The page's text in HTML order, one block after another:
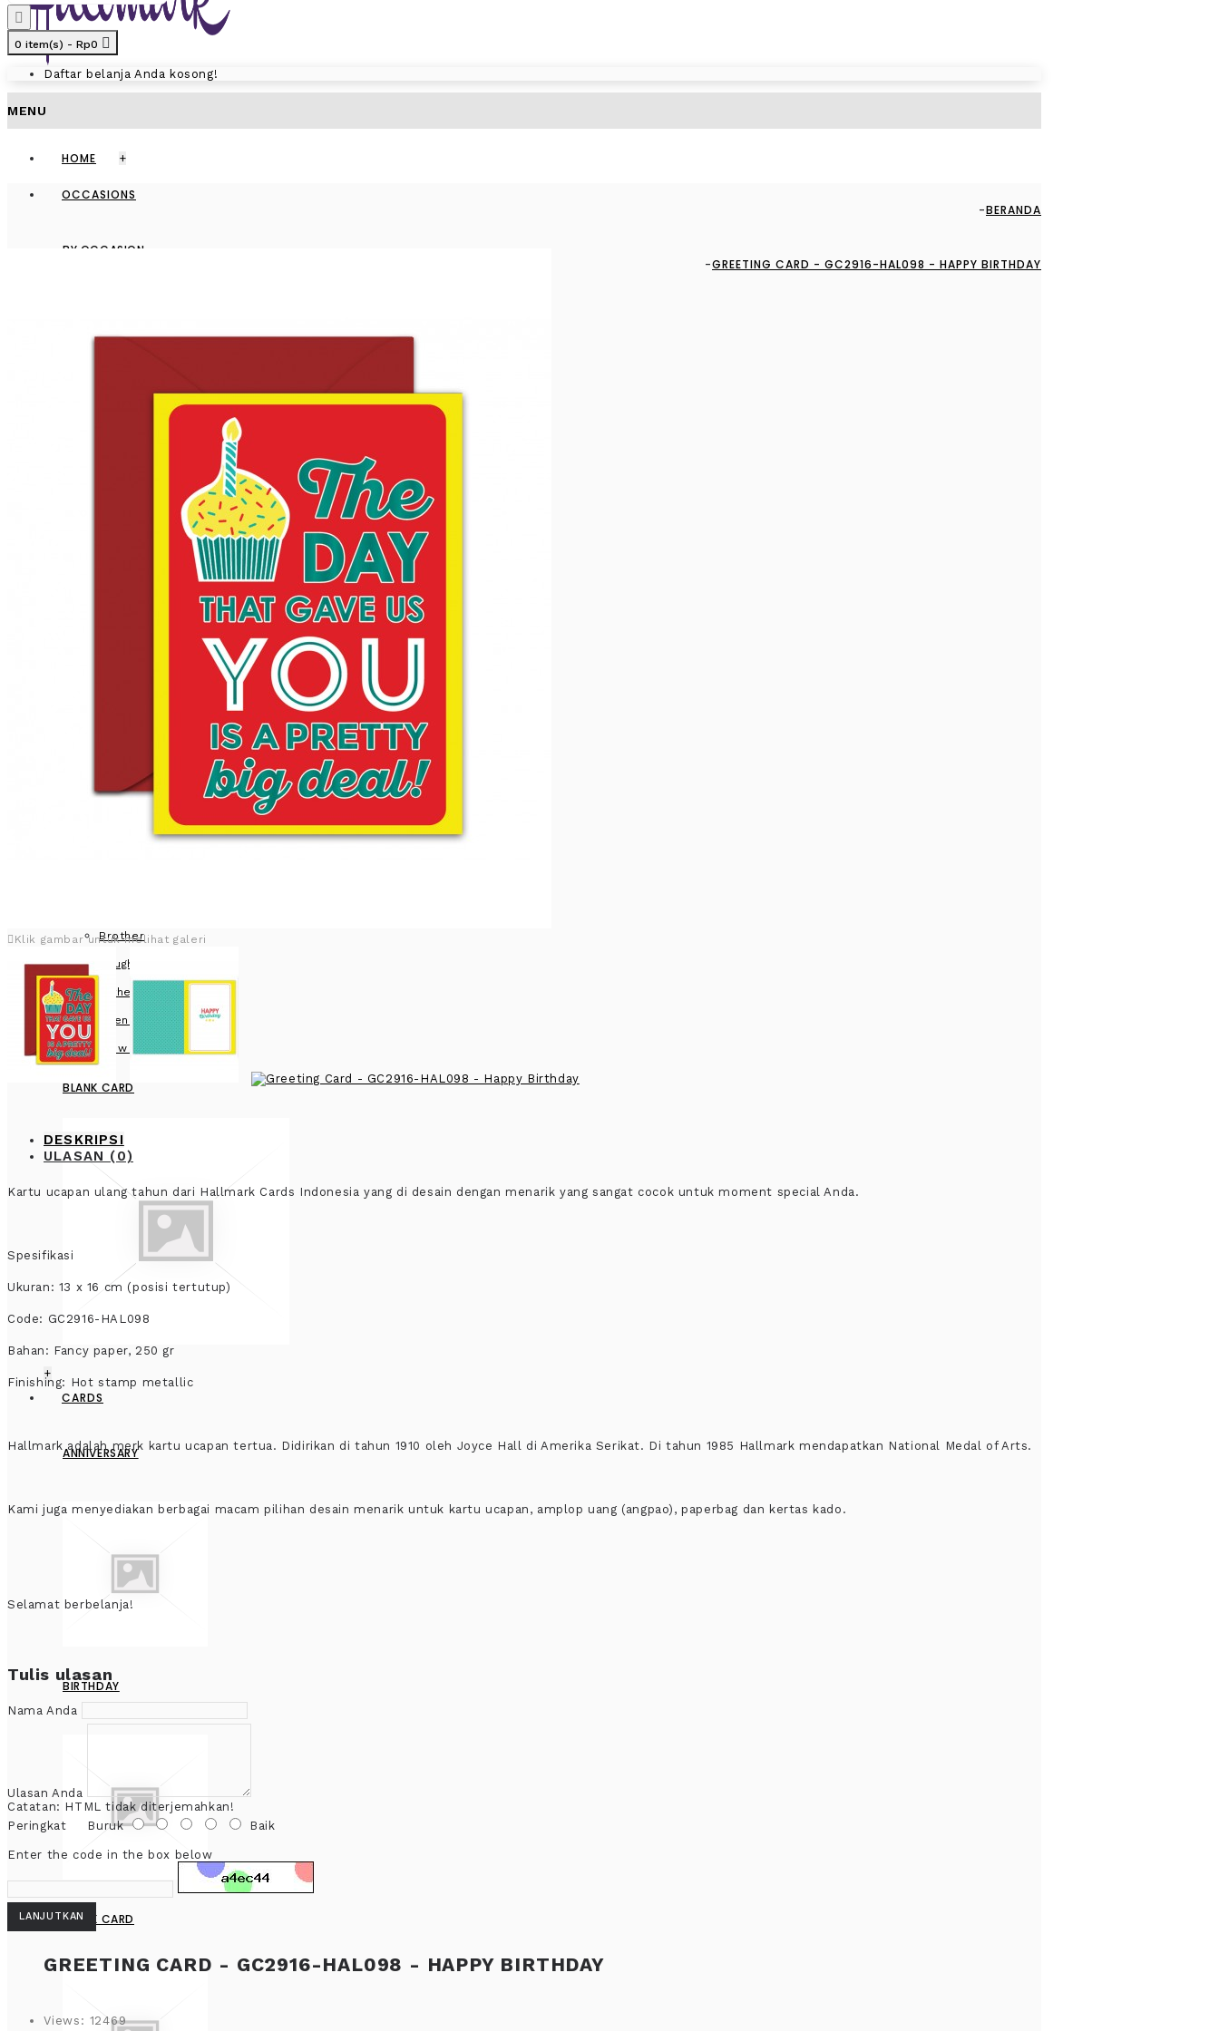
0 item(s) - Rp0
Daftar belanja Anda kosong!
MENU
HOME +
OCCASIONS
BY OCCASION
Brother
Daughter
Father
Friend
View more
BLANK CARD
+
CARDS
ANNIVERSARY
BIRTHDAY
BLANK CARD
BERANDA
GREETING CARD - GC2916-HAL098 - HAPPY BIRTHDAY
Klik gambar untuk melihat galeri
DESKRIPSI
ULASAN (0)
Kartu ucapan ulang tahun dari Hallmark Cards Indonesia yang di desain dengan menarik yang sangat cocok untuk moment special Anda.
Spesifikasi
Ukuran: 13 x 16 cm (posisi tertutup)
Code: GC2916-HAL098
Bahan: Fancy paper, 250 gr
Finishing: Hot stamp metallic
Hallmark adalah merk kartu ucapan tertua. Didirikan di tahun 1910 oleh Joyce Hall di Amerika Serikat. Di tahun 1985 Hallmark mendapatkan National Medal of Arts.
Kami juga menyediakan berbagai macam pilihan desain menarik untuk kartu ucapan, amplop uang (angpao), paperbag dan kertas kado.
Selamat berbelanja!
Tulis ulasan
Nama Anda
Ulasan Anda
Catatan: HTML tidak diterjemahkan!
Peringkat Buruk Baik
Enter the code in the box below
LANJUTKAN
GREETING CARD - GC2916-HAL098 - HAPPY BIRTHDAY
Views: 12469